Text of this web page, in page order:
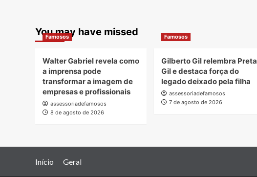
You may have missed
Famosos
Walter Gabriel revela como
a imprensa pode
transformar a imagem de
empresas e profissionais
assessoriadefamosos
8 de agosto de 2026
Famosos
Gilberto Gil relembra Preta
Gil e destaca força do
legado deixado pela filha
assessoriadefamosos
7 de agosto de 2026
Início Geral